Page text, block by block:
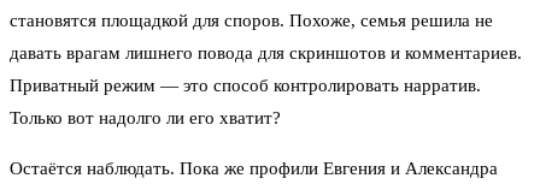
становятся площадкой для споров. Похоже, семья решила не
давать врагам лишнего повода для скриншотов и комментариев.
Приватный режим — это способ контролировать нарратив.
Только вот надолго ли его хватит?
Остаётся наблюдать. Пока же профили Евгения и Александра